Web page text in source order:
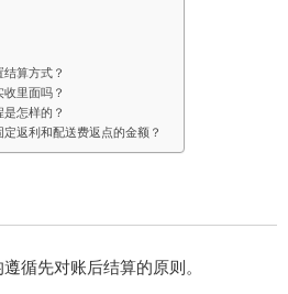
算方式？
里面吗？
怎样的？
返利和配送费返点的金额？
循先对账后结算的原则。